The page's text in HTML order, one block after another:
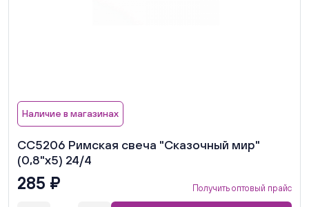
Наличие в магазинах
СС5206 Римская свеча "Сказочный мир"
(0,8"х5) 24/4
285 ₽ Получить оптовый прайс